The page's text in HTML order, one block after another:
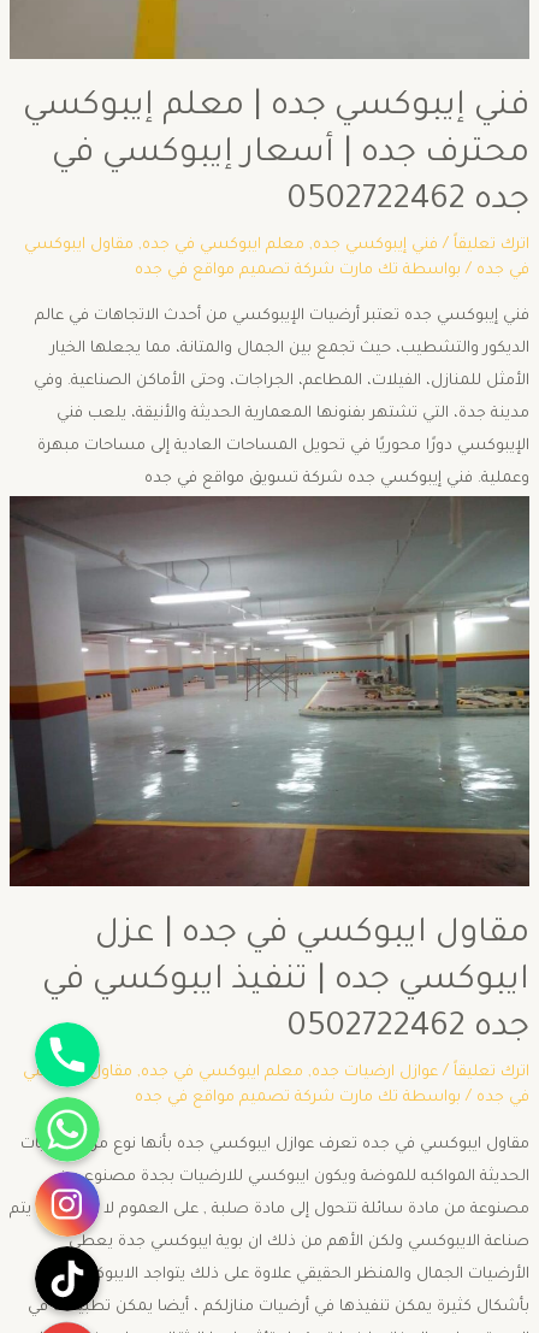
فني إيبوكسي جده | معلم إيبوكسي
محترف جده | أسعار إيبوكسي في
جده 0502722462
اترك تعليقاً / فني إيبوكسي جده, معلم ايبوكسي في جده, مقاول ايبوكسي
في جده / بواسطة تك مارت شركة تصميم مواقع في جده
فني إيبوكسي جده تعتبر أرضيات الإيبوكسي من أحدث الاتجاهات في عالم
الديكور والتشطيب، حيث تجمع بين الجمال والمتانة، مما يجعلها الخيار
الأمثل للمنازل، الفيلات، المطاعم، الجراجات، وحتى الأماكن الصناعية. وفي
مدينة جدة، التي تشتهر بفنونها المعمارية الحديثة والأنيقة، يلعب فني
الإيبوكسي دورًا محوريًا في تحويل المساحات العادية إلى مساحات مبهرة
وعملية. فني إيبوكسي جده شركة تسويق مواقع في جده
مقاول ايبوكسي في جده | عزل
ايبوكسي جده | تنفيذ ايبوكسي في
جده 0502722462
اترك تعليقاً / عوازل ارضيات جده, معلم ايبوكسي في جده, مقاول ايبوكسي
في جده / بواسطة تك مارت شركة تصميم مواقع في جده
مقاول ايبوكسي في جده تعرف عوازل ايبوكسي جده بأنها نوع من الأرضيات
الحديثة المواكبه للموضة ويكون ايبوكسي للارضيات بجدة مصنوع من
مصنوعة من مادة سائلة تتحول إلى مادة صلبة , على العموم لا يهم كيف يتم
صناعة الايبوكسي ولكن الأهم من ذلك ان بوية ايبوكسي جدة يعطي
الأرضيات الجمال والمنظر الحقيقي علاوة على ذلك يتواجد الايبوكسي
بأشكال كثيرة يمكن تنفيذها في أرضيات منازلكم ، أيضا يمكن تطبيقها في
جوال
واتساب
انستقرام
تيك توك
يوتيوب